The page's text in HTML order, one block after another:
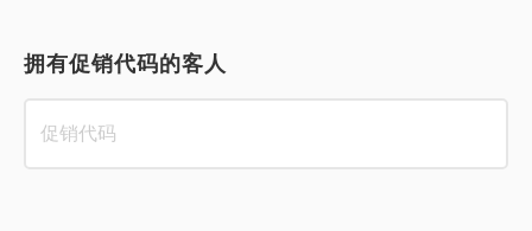
拥有促销代码的客人